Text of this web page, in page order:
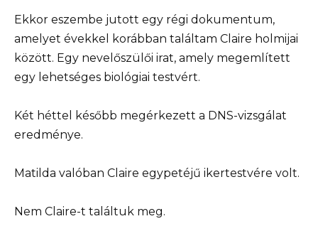
Ekkor eszembe jutott egy régi dokumentum,
amelyet évekkel korábban találtam Claire holmijai
között. Egy nevelőszülői irat, amely megemlített
egy lehetséges biológiai testvért.
Két héttel később megérkezett a DNS-vizsgálat
eredménye.
Matilda valóban Claire egypetéjű ikertestvére volt.
Nem Claire-t találtuk meg.